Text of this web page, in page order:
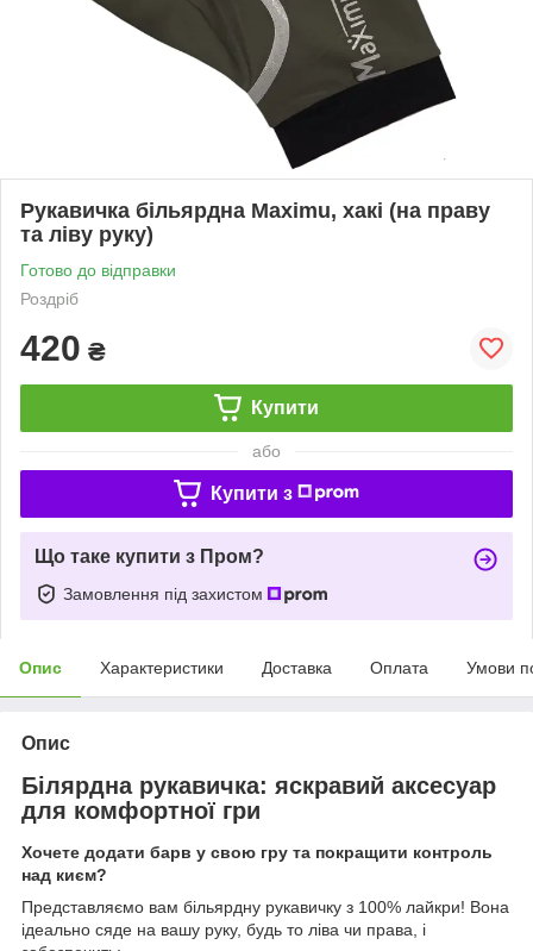
Рукавичка більярдна Maximu, хакі (на праву
та ліву руку)
Готово до відправки
Роздріб
420 ₴
Купити
або
Купити з
Що таке купити з Пром?
Замовлення під захистом
Опис Характеристики Доставка Оплата Умови
Опис
Білярдна рукавичка: яскравий аксесуар
для комфортної гри
Хочете додати барв у свою гру та покращити контроль
над києм?
Представляємо вам більярдну рукавичку з 100% лайкри! Вона
ідеально сяде на вашу руку, будь то ліва чи права, і